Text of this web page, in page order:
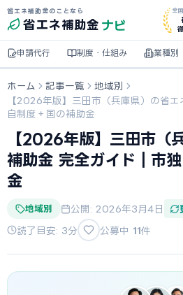
省エネ補助金のことなら
省エネ補助金 ナビ
全
申請代行 制度・仕組み 業種別
ホーム 記事一覧
地域別
【2026年版】三田市（兵庫県）の省
自制度＋国の補助金
【2026年版】三田市（
補助金 完全ガイド｜市
金
地域別 公開: 2026年3月4日
読了目安: 3分 公募中 11件